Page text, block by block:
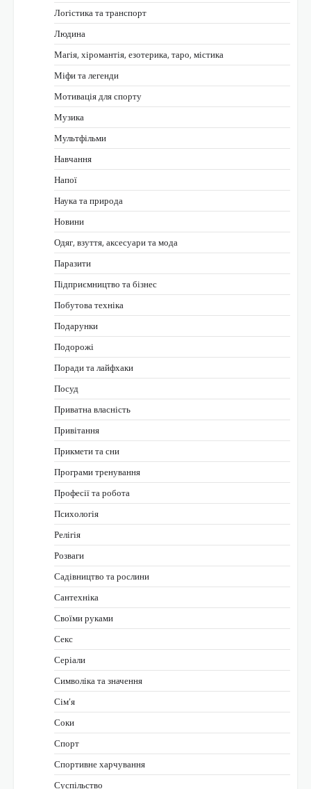
Логістика та транспорт
Людина
Магія, хіромантія, езотерика, таро, містика
Міфи та легенди
Мотивація для спорту
Музика
Мультфільми
Навчання
Напої
Наука та природа
Новини
Одяг, взуття, аксесуари та мода
Паразити
Підприємництво та бізнес
Побутова техніка
Подарунки
Подорожі
Поради та лайфхаки
Посуд
Приватна власність
Привітання
Прикмети та сни
Програми тренування
Професії та робота
Психологія
Релігія
Розваги
Садівництво та рослини
Сантехніка
Своїми руками
Секс
Серіали
Символіка та значення
Сім’я
Соки
Спорт
Спортивне харчування
Суспільство